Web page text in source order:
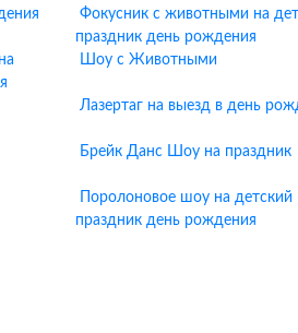
Фокусник с животными на
праздник день рождения
Шоу с Животными
Лазертаг на выезд в день
Брейк Данс Шоу на праздник
Поролоновое шоу на детский
праздник день рождения